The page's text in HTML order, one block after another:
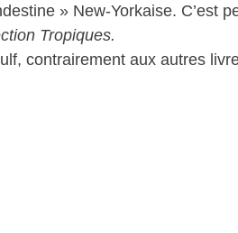
» New-Yorkaise. C’est
Tropiques.
contrairement aux autres